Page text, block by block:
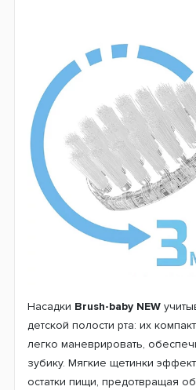
Насадки Brush-baby NEW
детской полости рта: их
легко маневрировать,
зубику. Мягкие щетинки
остатки пищи, предотвращая